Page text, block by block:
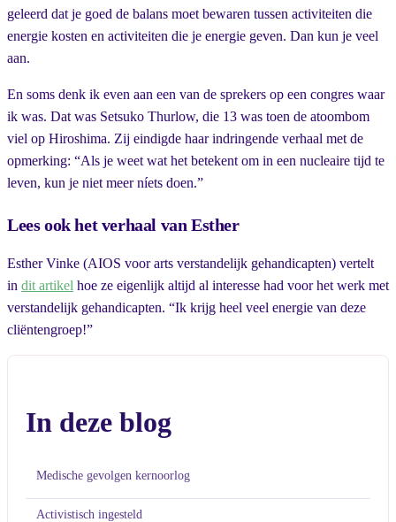
geleerd dat je goed de balans moet bewaren tussen activiteiten die
energie kosten en activiteiten die je energie geven. Dan kun je veel
aan.
En soms denk ik even aan een van de sprekers op een congres waar
ik was. Dat was Setsuko Thurlow, die 13 was toen de atoombom
viel op Hiroshima. Zij eindigde haar indringende verhaal met de
opmerking: “Als je weet wat het betekent om in een nucleaire tijd te
leven, kun je niet meer níets doen.”
Lees ook het verhaal van Esther
Esther Vinke (AIOS voor arts verstandelijk gehandicapten) vertelt
in dit artikel hoe ze eigenlijk altijd al interesse had voor het werk met
verstandelijk gehandicapten. “Ik krijg heel veel energie van deze
cliëntengroep!”
In deze blog
Medische gevolgen kernoorlog
Activistisch ingesteld